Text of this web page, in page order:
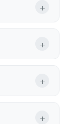
+
+
+
+